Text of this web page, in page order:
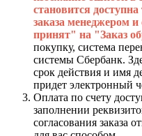
становится
заказа менеджером и
принят" на "Заказ
покупку, система
системы Сбербанк.
срок действия и имя
придет электронный
Оплата по счету
заполнении
согласования заказа